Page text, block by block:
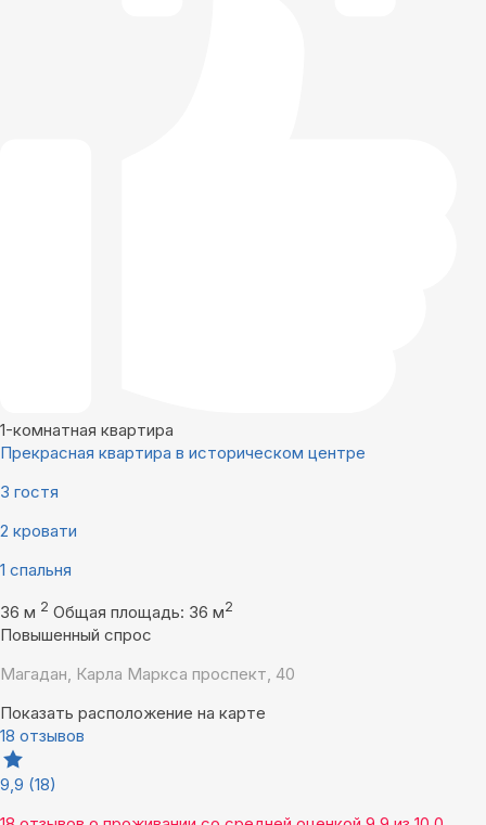
1-комнатная квартира
Прекрасная квартира в историческом центре
3 гостя
2 кровати
1 спальня
36 м 2 Общая площадь: 36 м2
Повышенный спрос
Магадан, Карла Маркса проспект, 40
Показать расположение на карте
18 отзывов
9,9 (18)